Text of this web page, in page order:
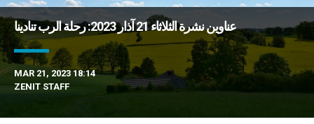
عناوين نشرة الثلاثاء 21 آذار 2023: رحلة الرب تنادينا
MAR 21, 2023 18:14
ZENIT STAFF